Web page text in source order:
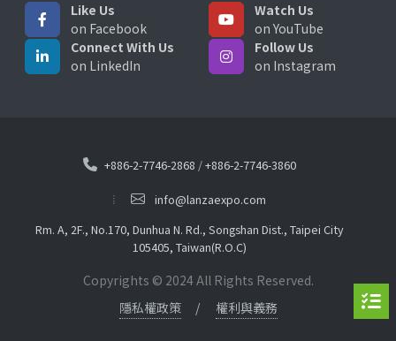
Like Us
on Facebook
Watch Us
on YouTube
Connect With Us
on LinkedIn
Follow Us
on Instagram
+886-2-7746-2868 /+886-2-7746-3860
info@lanzaexpo.com
Rm. A, 2F., No.170, Dunhua N. Rd., Songshan Dist., Taipei City
105405, Taiwan(R.O.C)
Copyrights © 2024 All Rights Reserved.
隱私權政策
權利與義務